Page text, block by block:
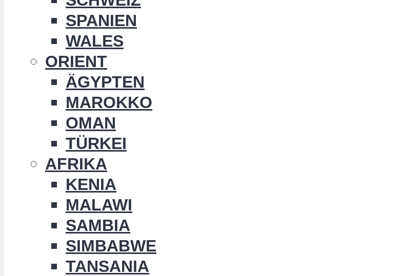
SPANIEN
WALES
ORIENT
ÄGYPTEN
MAROKKO
OMAN
TÜRKEI
AFRIKA
KENIA
MALAWI
SAMBIA
SIMBABWE
TANSANIA